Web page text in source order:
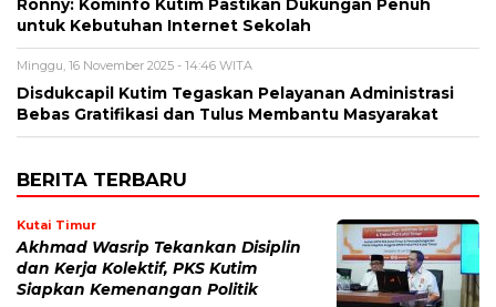
Ronny: Kominfo Kutim Pastikan Dukungan Penuh
untuk Kebutuhan Internet Sekolah
Minggu, 16 November 2025 - 14:46 WITA
Disdukcapil Kutim Tegaskan Pelayanan Administrasi
Bebas Gratifikasi dan Tulus Membantu Masyarakat
BERITA TERBARU
Kutai Timur
Akhmad Wasrip Tekankan Disiplin
dan Kerja Kolektif, PKS Kutim
Siapkan Kemenangan Politik